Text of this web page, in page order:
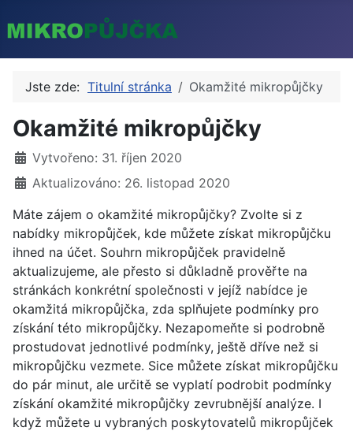
Jste zde: Titulní stránka Okamžité mikropůjčky
Okamžité mikropůjčky
Základní údaje
Vytvořeno: 31. říjen 2020
Aktualizováno: 26. listopad 2020
Máte zájem o okamžité mikropůjčky? Zvolte si z
nabídky mikropůjček, kde můžete získat mikropůjčku
ihned na účet. Souhrn mikropůjček pravidelně
aktualizujeme, ale přesto si důkladně prověřte na
stránkách konkrétní společnosti v jejíž nabídce je
okamžitá mikropůjčka, zda splňujete podmínky pro
získání této mikropůjčky. Nezapomeňte si podrobně
prostudovat jednotlivé podmínky, ještě dříve než si
mikropůjčku vezmete. Sice můžete získat mikropůjčku
do pár minut, ale určitě se vyplatí podrobit podmínky
získání okamžité mikropůjčky zevrubnější analýze. I
když můžete u vybraných poskytovatelů mikropůjček